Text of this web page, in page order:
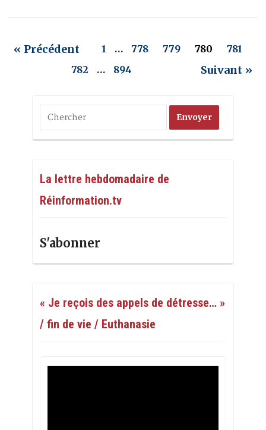
« Précédent 1 … 778 779 780
781
782
… 894 Suivant »
La lettre hebdomadaire de
Réinformation.tv
S'abonner
« Je reçois des appels de détresse… »
/ fin de vie / Euthanasie